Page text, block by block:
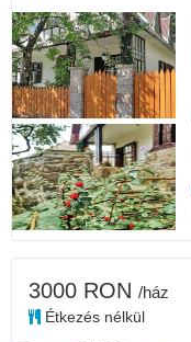
3000 RON /ház
Étkezés nélkül